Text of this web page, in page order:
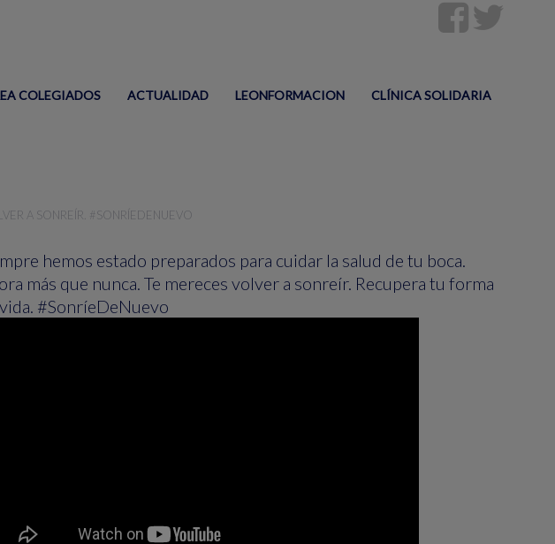
COLEGIADOS ACTUALIDAD LEONFORMACION CLÍNICA SOLIDARIA
A SONREÍR. #SONRÍEDENUEVO
hemos estado preparados para cuidar la salud de tu boca.
más que nunca. Te mereces volver a sonreír. Recupera tu forma
#SonríeDeNuevo